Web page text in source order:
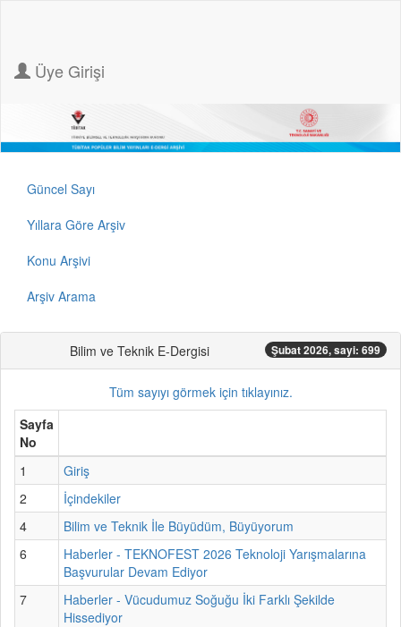
Üye Girişi
Güncel Sayı
Yıllara Göre Arşiv
Konu Arşivi
Arşiv Arama
Bilim ve Teknik E-Dergisi Şubat 2026, sayi: 699
Tüm sayıyı görmek için tıklayınız.
Sayfa
No
1
Giriş
2
İçindekiler
4
Bilim ve Teknik İle Büyüdüm, Büyüyorum
6
Haberler - TEKNOFEST 2026 Teknoloji Yarışmalarına
Başvurular Devam Ediyor
7
Haberler - Vücudumuz Soğuğu İki Farklı Şekilde
Hissediyor